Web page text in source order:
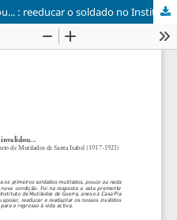
Os heróis que a Guerra invalidou... : reeducar o soldado no Instituto de Mutilados de Santa Isabel (1917-1921)